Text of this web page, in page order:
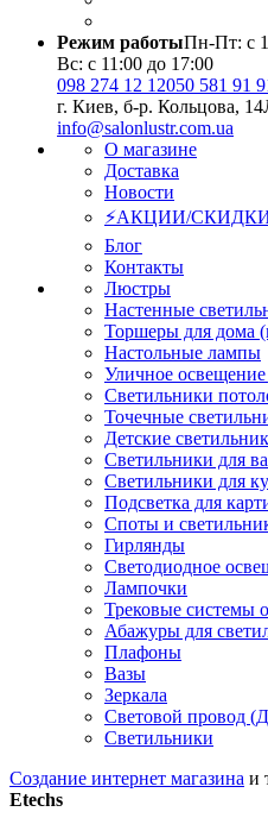
Режим работыПн-Пт: с
Вс: с 11:00 до 17:00
098 274 12 12050 581 91
г. Киев, б-р. Кольцова,
info@salonlustr.com.ua
О магазине
Доставка
Новости
⚡АКЦИИ/
Блог
Контакты
Люстры
Настенные
Торшеры для дома
Настольные лампы
Уличное
Светильники
Точечные
Детские
Светильники для
Светильники для
Подсветка для
Споты и
Гирлянды
Светодиодное
Лампочки
Трековые системы
Абажуры для
Плафоны
Вазы
Зеркала
Световой провод
Светильники
Создание интернет магазина и
Etechs